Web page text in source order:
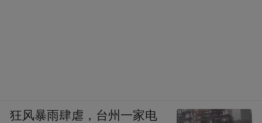
狂风暴雨肆虐，台州一家电